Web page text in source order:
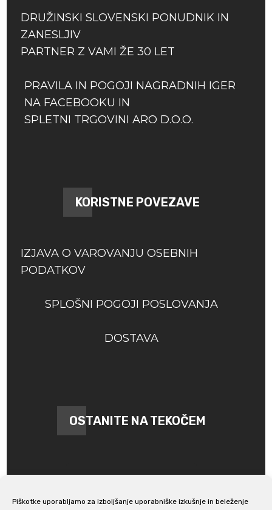
Piškotke uporabljamo za izboljšanje uporabniške izkušnje in beleženje
DRUŽINSKI SLOVENSKI PONUDNIK IN
ZANESLJIV
PARTNER Z VAMI ŽE 30 LET
PRAVILA IN POGOJI NAGRADNIH IGER
NA FACEBOOKU IN
SPLETNI TRGOVINI ARO D.O.O.
KORISTNE POVEZAVE
IZJAVA O VAROVANJU OSEBNIH
PODATKOV
SPLOŠNI POGOJI POSLOVANJA
DOSTAVA
OSTANITE NA TEKOČEM